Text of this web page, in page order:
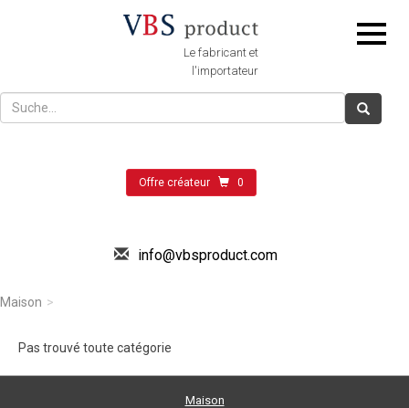
Le fabricant et
l'importateur
Offre créateur 0
info@vbsproduct.com
Maison
Pas trouvé toute catégorie
Maison